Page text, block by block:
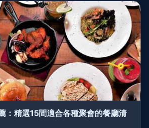
：精選15間適合各種聚會的餐廳清